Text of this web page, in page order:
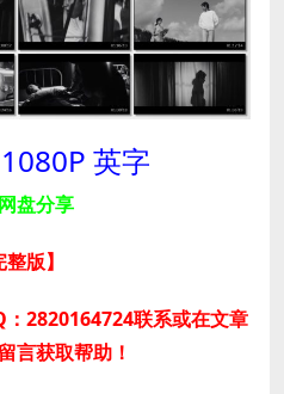
英字
盘分享
整版】
2820164724联系或在文章
言获取帮助！